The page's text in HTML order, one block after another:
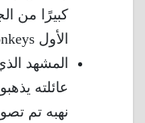
كبيرًا من
الأول Twelve Monkeys .
المشهد
عائلته
نهبه تم